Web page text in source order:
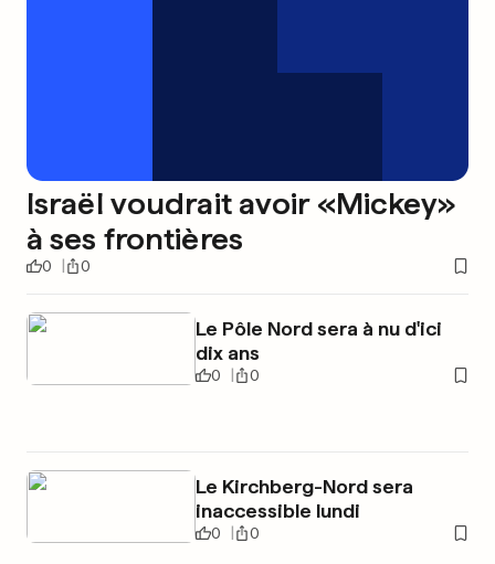
Israël voudrait avoir «Mickey»
à ses frontières
0 0
Le Pôle Nord sera à nu d'ici
dix ans
0 0
Le Kirchberg-Nord sera
inaccessible lundi
0 0